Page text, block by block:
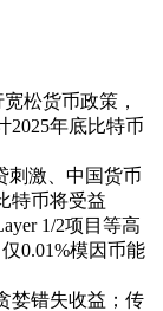
松货币政策，
2025年底比特币
刺激、中国货币
特币将受益
1/2项目等高
0.01%模因币能
婪错失收益；传